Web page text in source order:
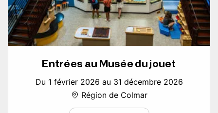
Entrées au Musée du jouet
Du 1 février 2026 au 31 décembre 2026
Région de Colmar